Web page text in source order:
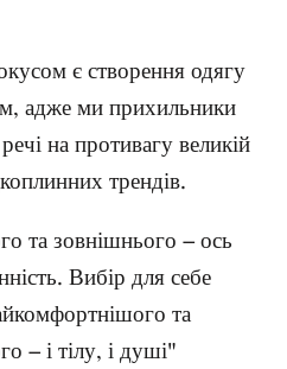
є створення одягу
адже ми прихильники
на противагу великій
трендів.
та зовнішнього – ось
Вибір для себе
та
– і тілу, і душі"